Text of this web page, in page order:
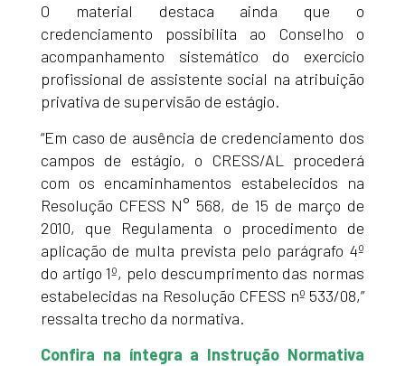
O material destaca ainda que o
credenciamento possibilita ao Conselho o
acompanhamento sistemático do exercício
profissional de assistente social na atribuição
privativa de supervisão de estágio.
“Em caso de ausência de credenciamento dos
campos de estágio, o CRESS/AL procederá
com os encaminhamentos estabelecidos na
Resolução CFESS N° 568, de 15 de março de
2010, que Regulamenta o procedimento de
aplicação de multa prevista pelo parágrafo 4º
do artigo 1º, pelo descumprimento das normas
estabelecidas na Resolução CFESS nº 533/08,”
ressalta trecho da normativa.
Confira na íntegra a Instrução Normativa